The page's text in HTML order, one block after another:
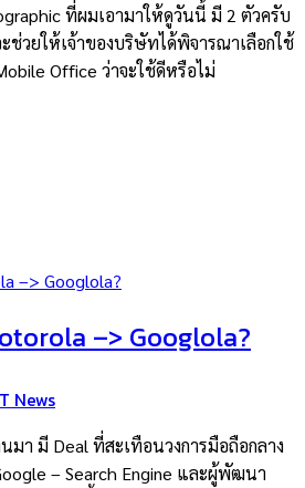
ที่ผมเอามาให้ดูวันนี้ มี 2 ตัวครับ
ช่วยให้เจ้าของบริษัทได้พิจารณาเลือกใช้
Office ว่าจะใช้ดีหรือไม่
–> Googlola?
News
า มี Deal ที่สะเทือนวงการมือถือกลาง
– Search Engine และผู้พัฒนา